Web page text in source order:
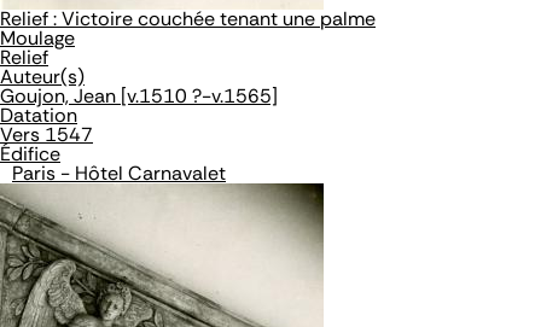
Relief : Victoire couchée tenant une palme
Moulage
Relief
Auteur(s)
Goujon, Jean [v.1510 ?-v.1565]
Datation
Vers 1547
Édifice
Paris - Hôtel Carnavalet